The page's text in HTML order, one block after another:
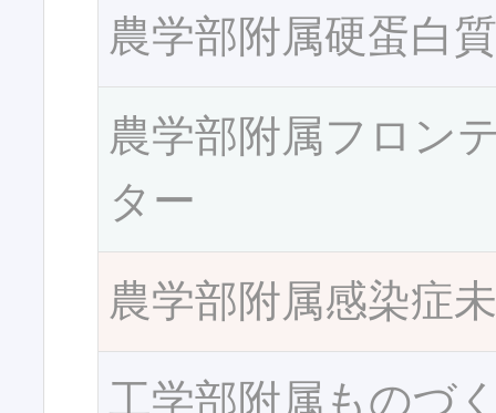
農学部附属硬蛋白
農学部附属フロン
ター
農学部附属感染症
工学部附属ものづ